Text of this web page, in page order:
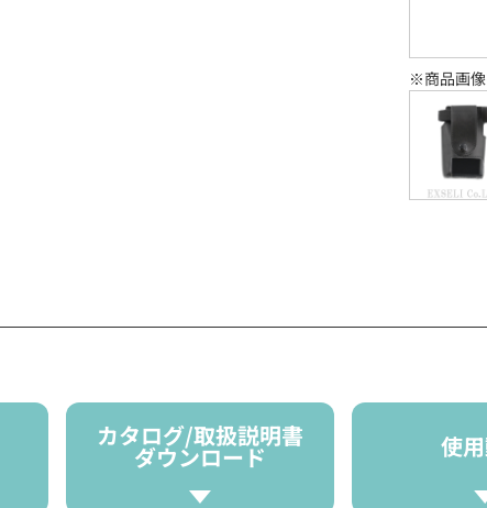
※商品画
カタログ/取扱説明書
ダウンロード 使